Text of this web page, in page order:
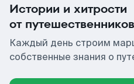
Истории и хитрости
от путешественников
Каждый день строим
собственные знания о